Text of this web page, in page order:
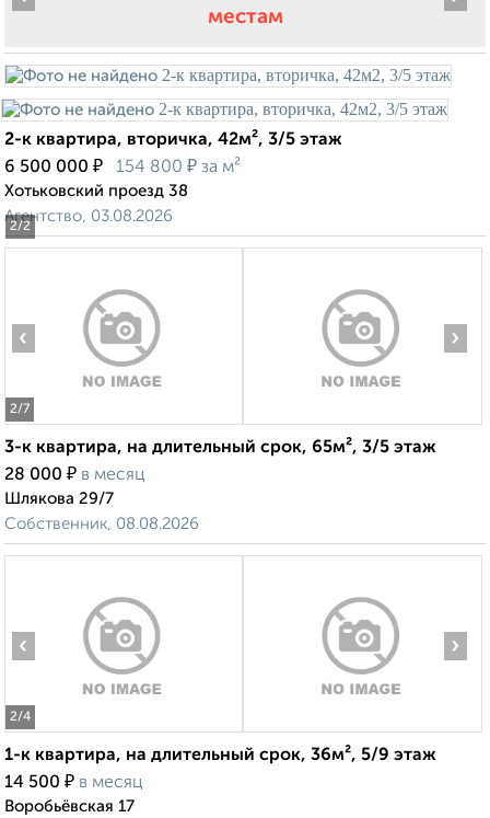
местам
2/2
2-к квартира, вторичка, 42м², 3/5 этаж
6 500 000 ₽ 154 800 ₽ за м²
Хотьковский проезд 38
Агентство, 03.08.2026
2/7
‹ ›
3-к квартира, на длительный срок, 65м², 3/5 этаж
28 000 ₽ в месяц
Шлякова 29/7
Собственник, 08.08.2026
2/4
‹ ›
1-к квартира, на длительный срок, 36м², 5/9 этаж
14 500 ₽ в месяц
Воробьёвская 17